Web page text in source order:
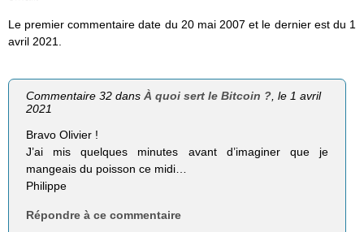
Le premier commentaire date du 20 mai 2007 et le dernier est du 1
avril 2021.
Commentaire 32 dansÀ quoi sert le Bitcoin ?, le 1 avril
2021
Bravo Olivier !
J’ai mis quelques minutes avant d’imaginer que je
mangeais du poisson ce midi…
Philippe
Répondre à ce commentaire